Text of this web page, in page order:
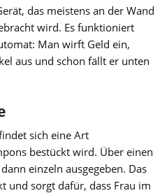
das meistens an der Wand
wird. Es funktioniert
Man wirft Geld ein,
aus und schon fällt er unten
sich eine Art
bestückt wird. Über einen
einzeln ausgegeben. Das
und sorgt dafür, dass Frau im